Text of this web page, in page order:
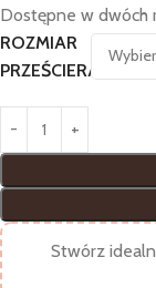
Dostępne w dwóch
ROZMIAR
PRZEŚCIERADŁA
Stwórz